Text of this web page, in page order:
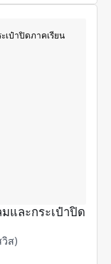
และกระเป๋าปิด
วิส)